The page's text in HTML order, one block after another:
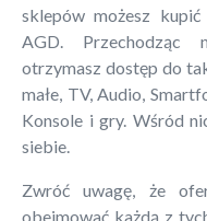
sklepów możesz
AGD. Przechodząc
otrzymasz dostęp do
małe, TV, Audio,
Konsole i gry. Wśród
siebie.
Zwróć uwagę, że
obejmować każdą z